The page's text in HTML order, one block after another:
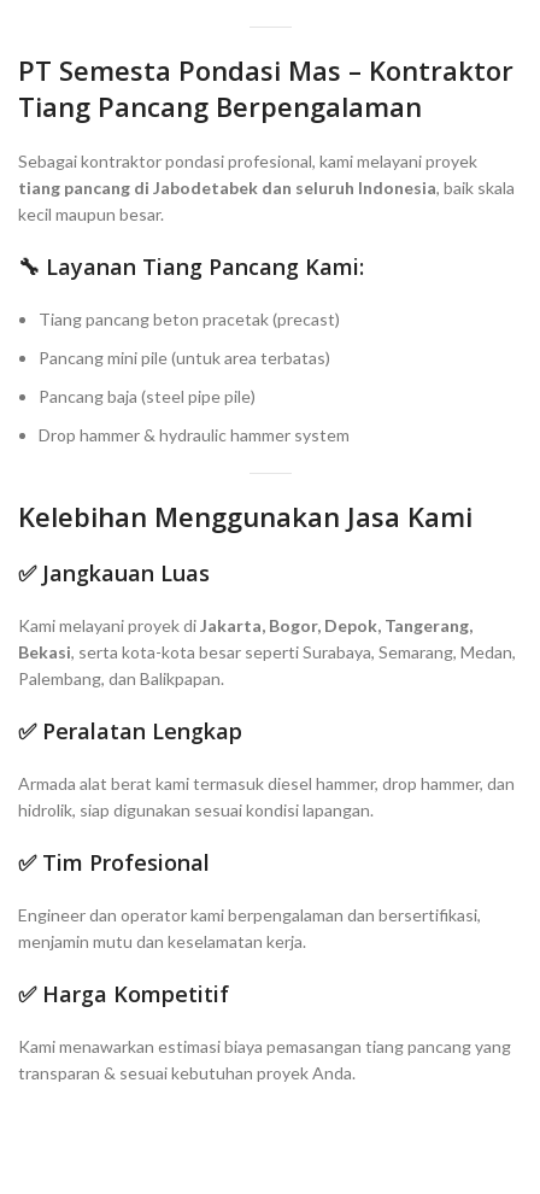
PT Semesta Pondasi Mas – Kontraktor
Tiang Pancang Berpengalaman
Sebagai kontraktor pondasi profesional, kami melayani proyek
tiang pancang di Jabodetabek dan seluruh Indonesia, baik skala
kecil maupun besar.
🔧 Layanan Tiang Pancang Kami:
Tiang pancang beton pracetak (precast)
Pancang mini pile (untuk area terbatas)
Pancang baja (steel pipe pile)
Drop hammer & hydraulic hammer system
Kelebihan Menggunakan Jasa Kami
✅ Jangkauan Luas
Kami melayani proyek diJakarta, Bogor, Depok, Tangerang,
Bekasi, serta kota-kota besar seperti Surabaya, Semarang, Medan,
Palembang, dan Balikpapan.
✅ Peralatan Lengkap
Armada alat berat kami termasuk diesel hammer, drop hammer, dan
hidrolik, siap digunakan sesuai kondisi lapangan.
✅ Tim Profesional
Engineer dan operator kami berpengalaman dan bersertifikasi,
menjamin mutu dan keselamatan kerja.
✅ Harga Kompetitif
Kami menawarkan estimasi biaya pemasangan tiang pancang yang
transparan & sesuai kebutuhan proyek Anda.